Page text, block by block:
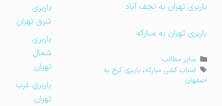
باربری تهران به نجف آباد
باربری تهران به مبارکه
دسته‌ها
سایر مطالب
برچسب‌ها
اسباب کشی مبارکه،باربری کرج به
اصفهان
باربری
شرق تهران
باربری
شمال
تهران
باربری غرب
تهران